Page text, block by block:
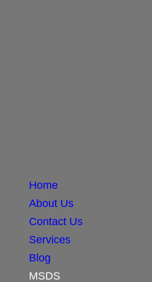
Home
About Us
Contact Us
Services
Blog
MSDS